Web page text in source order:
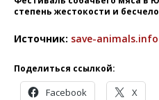
степень жестокости и
Источник: save-animals.info
Поделиться ссылкой:
Facebook X